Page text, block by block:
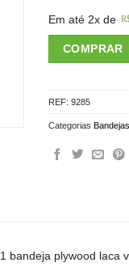
Em até 2x de
COMPRAR
REF:9285
Categorias
1 bandeja plywood laca